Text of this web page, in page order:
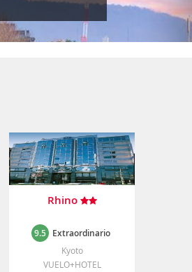
Rhino
9.5 Extraordinario
Kyoto
VUELO+HOTEL